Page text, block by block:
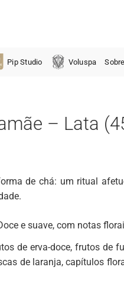
Pip Studio Voluspa
– Lata
de chá: um ritual
e suave, com notas
de erva-doce, frutos de
de laranja, capítulos